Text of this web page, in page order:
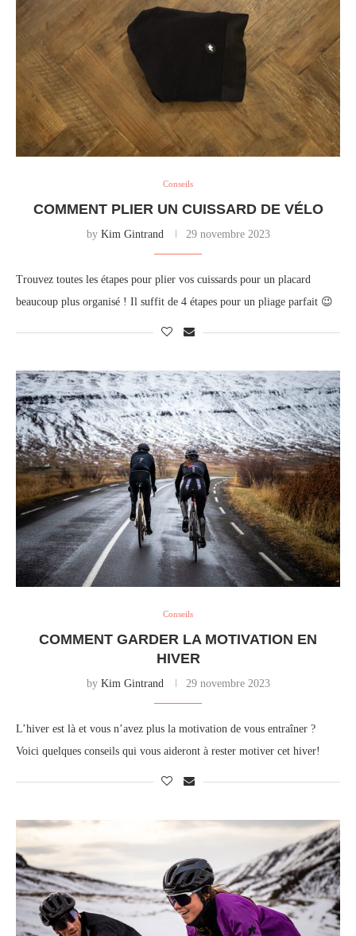
Conseils
COMMENT PLIER UN CUISSARD DE VÉLO
by Kim Gintrand 29 novembre 2023
Trouvez toutes les étapes pour plier vos cuissards pour un placard
beaucoup plus organisé ! Il suffit de 4 étapes pour un pliage parfait 😉
Conseils
COMMENT GARDER LA MOTIVATION EN
HIVER
by Kim Gintrand 29 novembre 2023
L’hiver est là et vous n’avez plus la motivation de vous entraîner ?
Voici quelques conseils qui vous aideront à rester motiver cet hiver!